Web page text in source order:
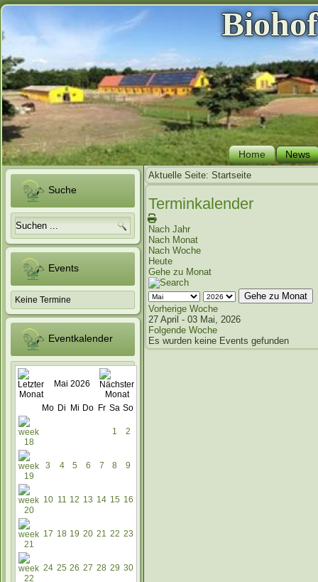
Home News
Suche
Events
Keine Termine
Eventkalender
Mai 2026
Mo Di Mi Do Fr Sa So
1 2
3 4 5 6 7 8 9
10 11 12 13 14 15 16
17 18 19 20 21 22 23
24 25 26 27 28 29 30
Aktuelle Seite: Startseite
Terminkalender
Nach Jahr
Nach Monat
Nach Woche
Heute
Gehe zu Monat
Gehe zu Monat
Vorherige Woche
27 April - 03 Mai, 2026
Folgende Woche
Es wurden keine Events gefunden